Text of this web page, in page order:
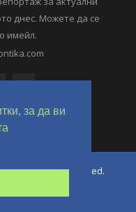
за да ви
днес. Можете да се
имейл.
All Rights Reserved.
Ltd